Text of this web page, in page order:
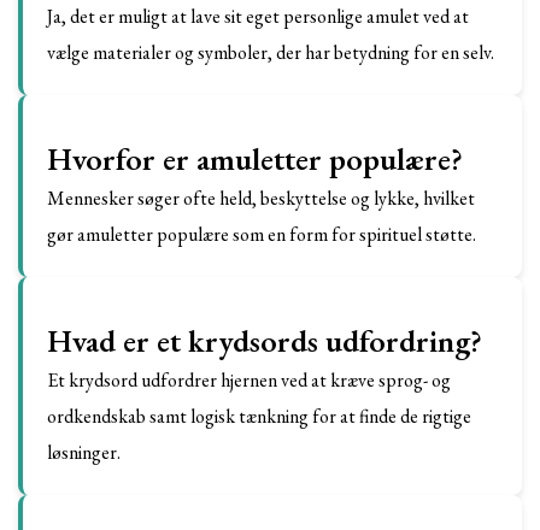
Ja, det er muligt at lave sit eget personlige amulet ved at
vælge materialer og symboler, der har betydning for en selv.
Hvorfor er amuletter populære?
Mennesker søger ofte held, beskyttelse og lykke, hvilket
gør amuletter populære som en form for spirituel støtte.
Hvad er et krydsords udfordring?
Et krydsord udfordrer hjernen ved at kræve sprog- og
ordkendskab samt logisk tænkning for at finde de rigtige
løsninger.